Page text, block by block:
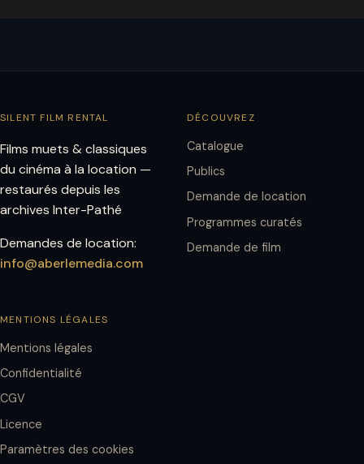
SILENT FILM RENTAL
Films muets & classiques
du cinéma à la location —
restaurés depuis les
archives Inter-Pathé
Demandes de location:
info@aberlemedia.com
DÉCOUVREZ
Catalogue
Publics
Demande de location
Programmes curatés
Demande de film
MENTIONS LÉGALES
Mentions légales
Confidentialité
CGV
Licence
Paramètres des cookies